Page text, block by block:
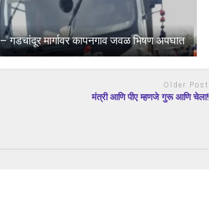
– गडचांदूर मार्गावर कापनगाव जवळ भिषण अपघात
Older Post
मंत्री आणि पीए म्हणजे गुरू आणि चेला!